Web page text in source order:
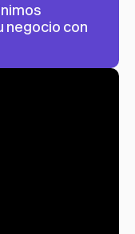
negocio con